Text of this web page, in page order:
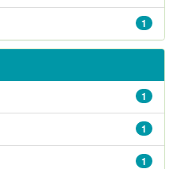
1
1
1
1